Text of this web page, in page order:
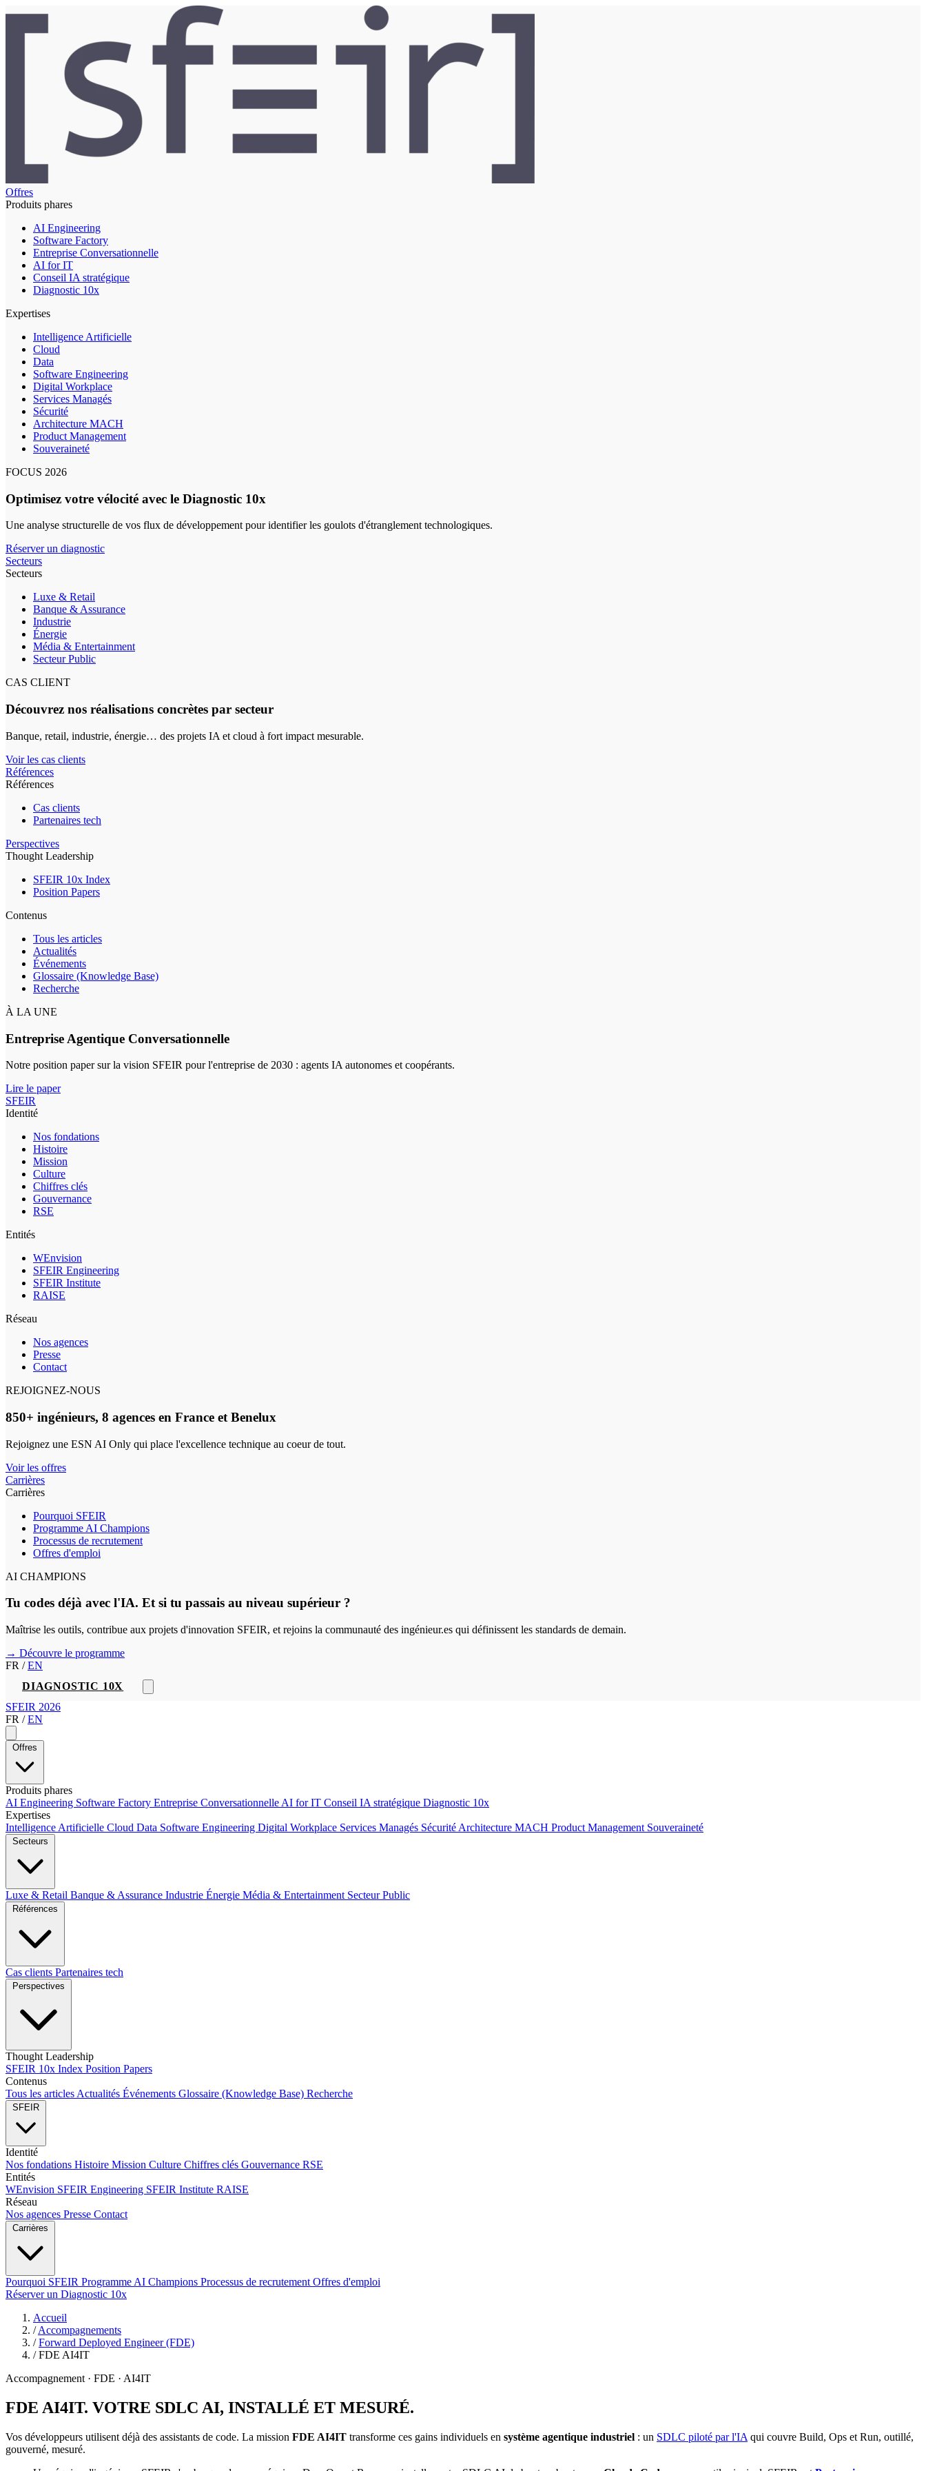
Offres
Produits phares
AI Engineering
Software Factory
Entreprise Conversationnelle
AI for IT
Conseil IA stratégique
Diagnostic 10x
Expertises
Intelligence Artificielle
Cloud
Data
Software Engineering
Digital Workplace
Services Managés
Sécurité
Architecture MACH
Product Management
Souveraineté
FOCUS 2026
Optimisez votre vélocité avec le Diagnostic 10x
Une analyse structurelle de vos flux de développement pour identifier les goulots d'étranglement technologiques.
Réserver un diagnostic
Secteurs
Secteurs
Luxe & Retail
Banque & Assurance
Industrie
Énergie
Média & Entertainment
Secteur Public
CAS CLIENT
Découvrez nos réalisations concrètes par secteur
Banque, retail, industrie, énergie… des projets IA et cloud à fort impact mesurable.
Voir les cas clients
Références
Références
Cas clients
Partenaires tech
Perspectives
Thought Leadership
SFEIR 10x Index
Position Papers
Contenus
Tous les articles
Actualités
Événements
Glossaire (Knowledge Base)
Recherche
À LA UNE
Entreprise Agentique Conversationnelle
Notre position paper sur la vision SFEIR pour l'entreprise de 2030 : agents IA autonomes et coopérants.
Lire le paper
SFEIR
Identité
Nos fondations
Histoire
Mission
Culture
Chiffres clés
Gouvernance
RSE
Entités
WEnvision
SFEIR Engineering
SFEIR Institute
RAISE
Réseau
Nos agences
Presse
Contact
REJOIGNEZ-NOUS
850+ ingénieurs, 8 agences en France et Benelux
Rejoignez une ESN AI Only qui place l'excellence technique au coeur de tout.
Voir les offres
Carrières
Carrières
Pourquoi SFEIR
Programme AI Champions
Processus de recrutement
Offres d'emploi
AI CHAMPIONS
Tu codes déjà avec l'IA. Et si tu passais au niveau supérieur ?
Maîtrise les outils, contribue aux projets d'innovation SFEIR, et rejoins la communauté des ingénieur.es qui définissent les standards de demain.
→ Découvre le programme
FR / EN
DIAGNOSTIC 10X
SFEIR 2026
FR / EN
Offres
Produits phares
AI Engineering Software Factory Entreprise Conversationnelle AI for IT Conseil IA stratégique Diagnostic 10x
Expertises
Intelligence Artificielle Cloud Data Software Engineering Digital Workplace Services Managés Sécurité Architecture MACH Product Management Souveraineté
Secteurs
Luxe & Retail Banque & Assurance Industrie Énergie Média & Entertainment Secteur Public
Références
Cas clients Partenaires tech
Perspectives
Thought Leadership
SFEIR 10x Index Position Papers
Contenus
Tous les articles Actualités Événements Glossaire (Knowledge Base) Recherche
SFEIR
Identité
Nos fondations Histoire Mission Culture Chiffres clés Gouvernance RSE
Entités
WEnvision SFEIR Engineering SFEIR Institute RAISE
Réseau
Nos agences Presse Contact
Carrières
Pourquoi SFEIR Programme AI Champions Processus de recrutement Offres d'emploi
Réserver un Diagnostic 10x
Accueil
/ Accompagnements
/ Forward Deployed Engineer (FDE)
/ FDE AI4IT
Accompagnement · FDE · AI4IT
FDE AI4IT. VOTRE SDLC AI, INSTALLÉ ET MESURÉ.
Vos développeurs utilisent déjà des assistants de code. La mission FDE AI4IT transforme ces gains individuels en système agentique industriel : un SDLC piloté par l'IA qui couvre Build, Ops et Run, outillé,
gouverné, mesuré.